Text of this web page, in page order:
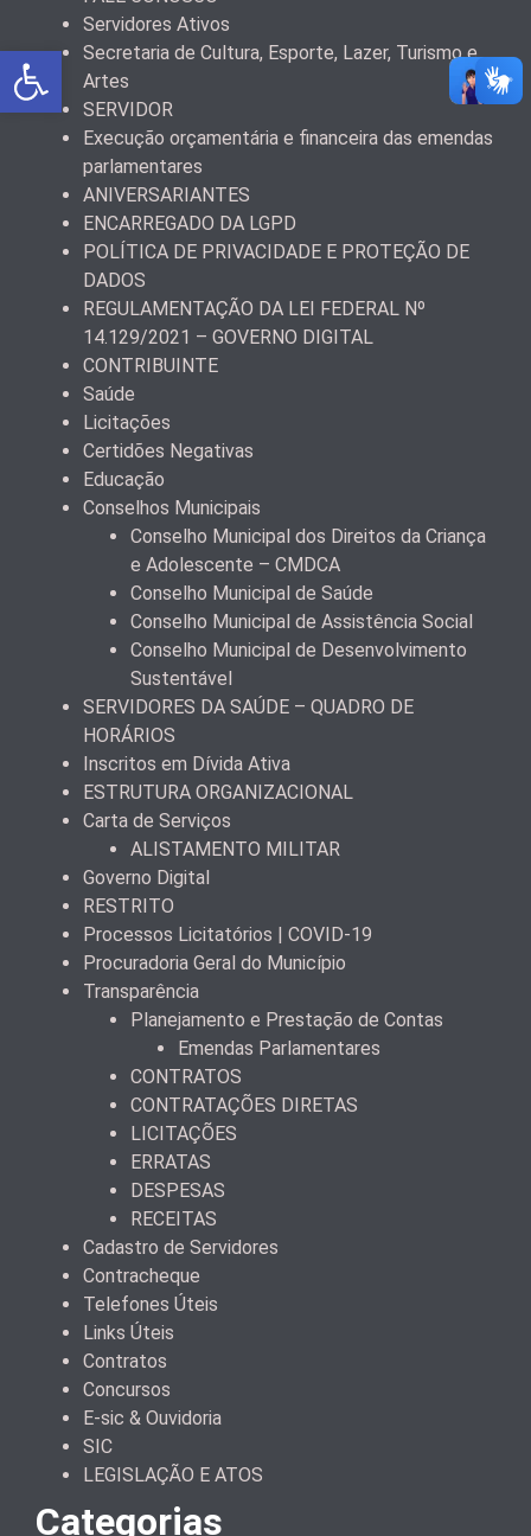
Servidores Ativos
Secretaria de Cultura, Esporte, Lazer, Turismo e
Artes
SERVIDOR
Execução orçamentária e financeira das emendas
parlamentares
ANIVERSARIANTES
ENCARREGADO DA LGPD
POLÍTICA DE PRIVACIDADE E PROTEÇÃO DE
DADOS
REGULAMENTAÇÃO DA LEI FEDERAL Nº
14.129/2021 – GOVERNO DIGITAL
CONTRIBUINTE
Saúde
Licitações
Certidões Negativas
Educação
Conselhos Municipais
Conselho Municipal dos Direitos da Criança
e Adolescente – CMDCA
Conselho Municipal de Saúde
Conselho Municipal de Assistência Social
Conselho Municipal de Desenvolvimento
Sustentável
SERVIDORES DA SAÚDE – QUADRO DE
HORÁRIOS
Inscritos em Dívida Ativa
ESTRUTURA ORGANIZACIONAL
Carta de Serviços
ALISTAMENTO MILITAR
Governo Digital
RESTRITO
Processos Licitatórios | COVID-19
Procuradoria Geral do Município
Transparência
Planejamento e Prestação de Contas
Emendas Parlamentares
CONTRATOS
CONTRATAÇÕES DIRETAS
LICITAÇÕES
ERRATAS
DESPESAS
RECEITAS
Cadastro de Servidores
Contracheque
Telefones Úteis
Links Úteis
Contratos
Concursos
E-sic & Ouvidoria
SIC
LEGISLAÇÃO E ATOS
Categorias
Abrir a barra de ferramentas